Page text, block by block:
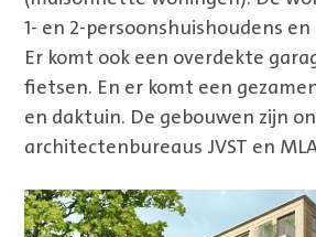
1- en 2-persoonshuishoudens
Er komt ook een overdekte
fietsen. En er komt een
en daktuin. De gebouwen zijn
architectenbureaus JVST en